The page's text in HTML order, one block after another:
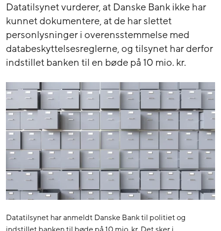
Datatilsynet vurderer, at Danske Bank ikke har
kunnet dokumentere, at de har slettet
personlysninger i overensstemmelse med
databeskyttelsesreglerne, og tilsynet har derfor
indstillet banken til en bøde på 10 mio. kr.
Datatilsynet har anmeldt Danske Bank til politiet og